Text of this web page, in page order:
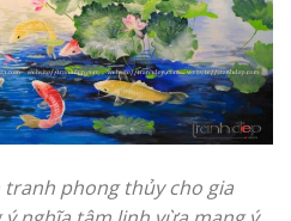
phong thủy cho gia